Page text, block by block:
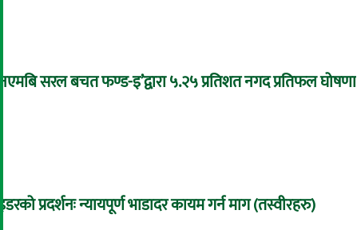
‘एनएमबि सरल बचत फण्ड-इ’द्वारा ५.२५ प्रतिशत नगद प्रतिफल घोषणा
राइडरको प्रदर्शनः न्यायपूर्ण भाडादर कायम गर्न माग (तस्वीरहरु)